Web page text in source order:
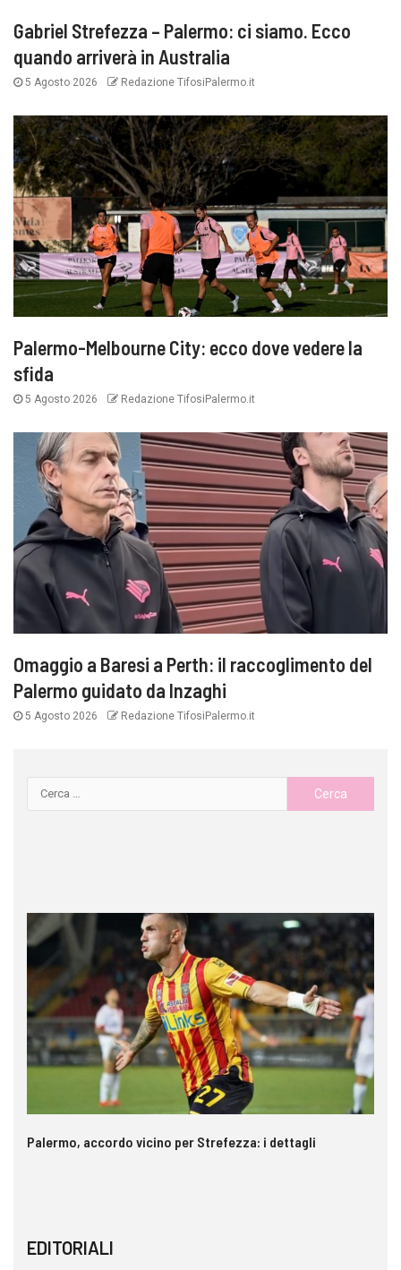
Gabriel Strefezza – Palermo: ci siamo. Ecco
quando arriverà in Australia
5 Agosto 2026 Redazione TifosiPalermo.it
Palermo-Melbourne City: ecco dove vedere la
sfida
5 Agosto 2026 Redazione TifosiPalermo.it
Omaggio a Baresi a Perth: il raccoglimento del
Palermo guidato da Inzaghi
5 Agosto 2026 Redazione TifosiPalermo.it
Palermo, accordo vicino per Strefezza: i dettagli
EDITORIALI